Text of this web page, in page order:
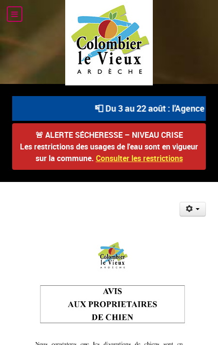
📮 Du 3 au 22 août : l'Agence
🚨 ALERTE SÉCHERESSE – NIVEAU CRISE
Les restrictions des usages de l'eau sont en vigueur
sur la commune. Consulter les restrictions